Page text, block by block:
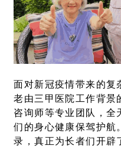
面对新冠疫情带来的复
老由三甲医院工作背景
咨询师等专业团队，全
们的身心健康保驾护航
录，真正为长者们开辟